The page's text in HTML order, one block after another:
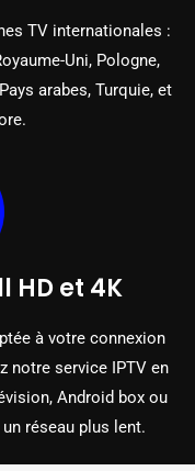
TV internationales :
Uni, Pologne,
arabes, Turquie, et
HD et 4K
à votre connexion
notre service IPTV en
Android box ou
réseau plus lent.